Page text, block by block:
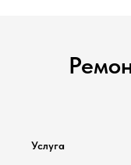
Услуга